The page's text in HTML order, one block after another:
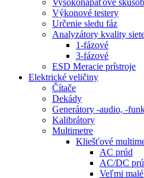
Výkonové testery
Určenie sledu fáz
Analyzátory kvality
1-fázové
3-fázové
ESD Meracie prístroje
Elektrické veličiny
Čítače
Dekády
Generátory -audio, -
Kalibrátory
Multimetre
Kliešťové
AC prúd
AC/DC
Veľmi